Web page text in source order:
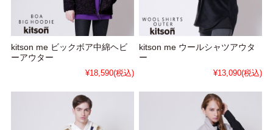
kitson me ビックボア中綿ヘビ
ーアウター
¥18,590(税込)
kitson me ウールシャツアウタ
ー
¥13,090(税込)